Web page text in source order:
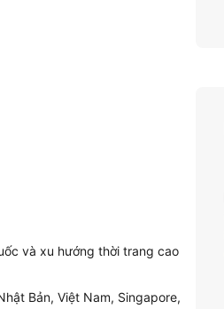
và xu hướng thời trang cao
Bản, Việt Nam, Singapore,